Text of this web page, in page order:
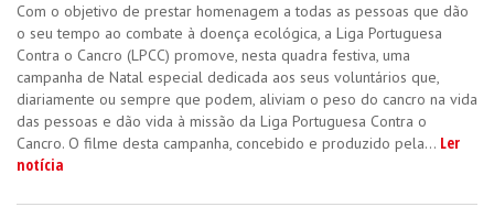
Com o objetivo de prestar homenagem a todas as pessoas que dão
o seu tempo ao combate à doença ecológica, a Liga Portuguesa
Contra o Cancro (LPCC) promove, nesta quadra festiva, uma
campanha de Natal especial dedicada aos seus voluntários que,
diariamente ou sempre que podem, aliviam o peso do cancro na vida
das pessoas e dão vida à missão da Liga Portuguesa Contra o
Cancro. O filme desta campanha, concebido e produzido pela... Ler
notícia